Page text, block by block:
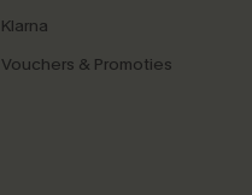
Klarna
Vouchers & Promoties